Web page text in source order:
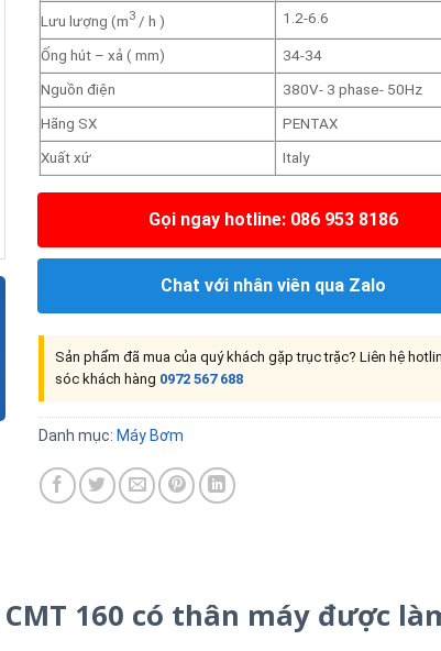
Lưu lượng (m3 / h ) 1.2-6.6
Ống hút – xả ( mm)
34-34
Nguồn điện
380V- 3 phase- 50Hz
Hãng SX
PENTAX
Xuất xứ
Italy
Gọi ngay hotline: 086 953 8186
Chat với nhân viên qua Zalo
Sản phẩm đã mua của quý khách gặp trục trặc? Liên hệ
sóc khách hàng 0972 567 688
Danh mục: Máy Bơm
160 có thân máy được